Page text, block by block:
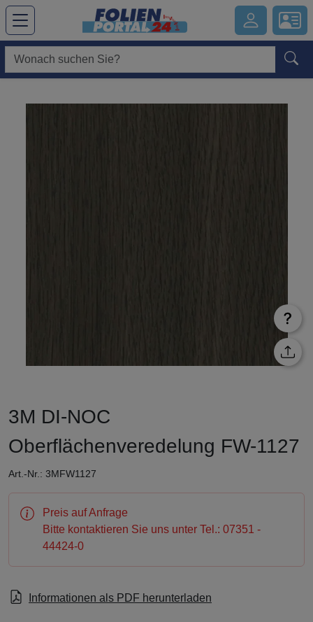
Hauptregion der Seite anspringen
3M DI-NOC
Oberflächenveredelung FW-1127
Art.-Nr.: 3MFW1127
Preis auf Anfrage
Bitte kontaktieren Sie uns unter Tel.: 07351 -
44424-0
Informationen als PDF herunterladen